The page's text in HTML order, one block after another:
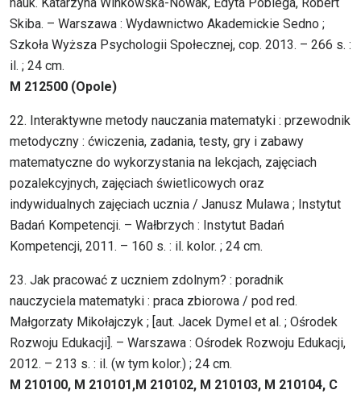
Skiba. – Warszawa : Wydawnictwo Akademickie Sedno ;
Szkoła Wyższa Psychologii Społecznej, cop. 2013. – 266 s. :
il. ; 24 cm.
M 212500 (Opole)
22. Interaktywne metody nauczania matematyki : przewodnik
metodyczny : ćwiczenia, zadania, testy, gry i zabawy
matematyczne do wykorzystania na lekcjach, zajęciach
pozalekcyjnych, zajęciach świetlicowych oraz
indywidualnych zajęciach ucznia / Janusz Mulawa ; Instytut
Badań Kompetencji. – Wałbrzych : Instytut Badań
Kompetencji, 2011. – 160 s. : il. kolor. ; 24 cm.
23. Jak pracować z uczniem zdolnym? : poradnik
nauczyciela matematyki : praca zbiorowa / pod red.
Małgorzaty Mikołajczyk ; [aut. Jacek Dymel et al. ; Ośrodek
Rozwoju Edukacji]. – Warszawa : Ośrodek Rozwoju Edukacji,
2012. – 213 s. : il. (w tym kolor.) ; 24 cm.
M 210100, M 210101,M 210102, M 210103, M 210104, C